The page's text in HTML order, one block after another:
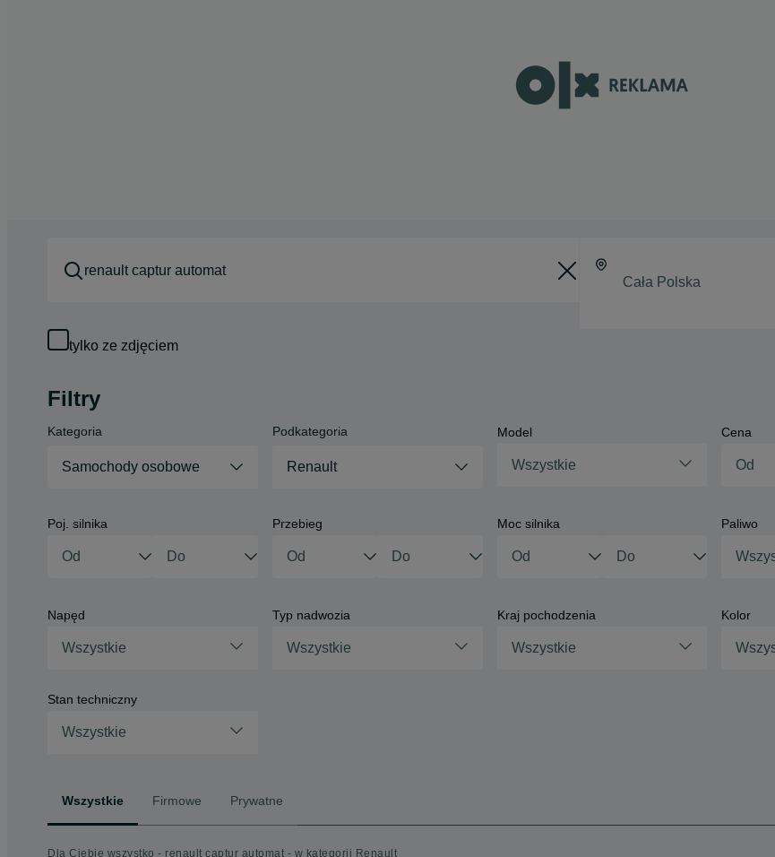
tylko ze zdjęciem
Filtry
Kategoria
Samochody osobowe
Podkategoria
Renault
Model
Wszystkie
Cena
Poj. silnika Przebieg Moc silnika Paliwo
Napęd
Wszystkie
Typ nadwozia
Wszystkie
Kraj pochodzenia
Wszystkie
Kolor
Stan techniczny
Wszystkie
Wszystkie Firmowe Prywatne
Dla Ciebie wszystko - renault captur automat - w kategorii Renault